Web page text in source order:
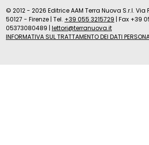
© 2012 - 2026 Editrice AAM Terra Nuova S.r.l. Via
50127 - Firenze | Tel. +39 055 3215729 | Fax +39
05373080489 | lettori@terranuova.it
INFORMATIVA SUL TRATTAMENTO DEI DATI